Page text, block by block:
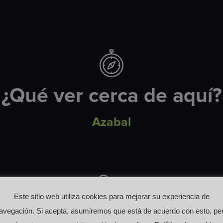
¿Qué ver cerca de aquí?
Azabal
Este sitio web utiliza cookies para mejorar su experiencia de
Si acepta, asumiremos que está de acuerdo con esto,